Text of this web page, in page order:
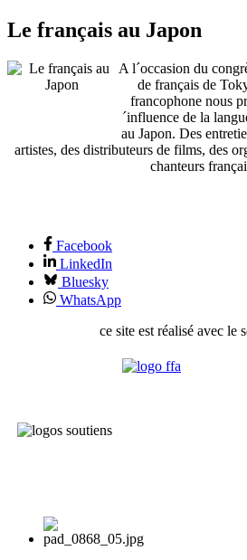
Le français au Japon
A l´occasion du
de français de
francophone nous
´influence de la
au Japon. Des
artistes, des distributeurs de films, des
chanteurs
Facebook
LinkedIn
Bluesky
WhatsApp
ce site est réalisé avec le